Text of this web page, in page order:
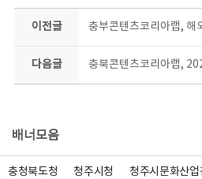
이전글 충부콘텐츠코리아랩, 해
다음글 충북콘텐츠코리아랩,
배너모음
충청북도청 청주시청 청주시문화산